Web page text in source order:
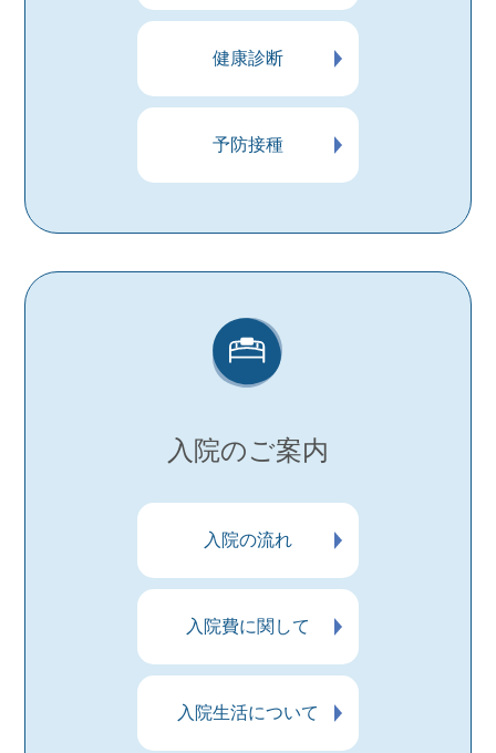
健康診断
予防接種
入院のご案内
入院の流れ
入院費に関して
入院生活について